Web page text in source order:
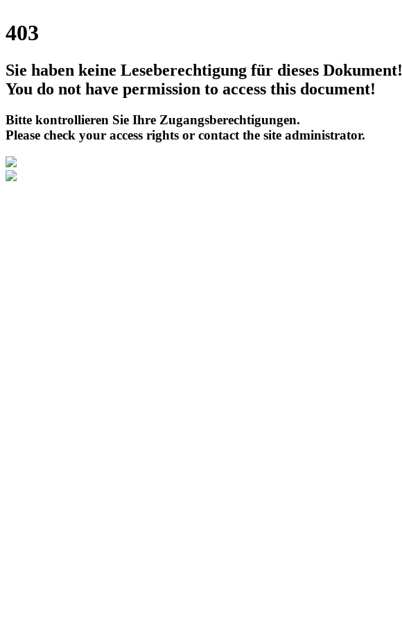
403
Sie haben keine Leseberechtigung für dieses Dokument!
You do not have permission to access this document!
Bitte kontrollieren Sie Ihre Zugangsberechtigungen.
Please check your access rights or contact the site administrator.